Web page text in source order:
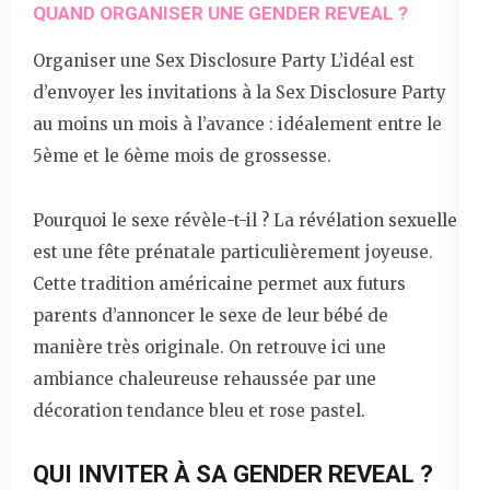
QUAND ORGANISER UNE GENDER REVEAL ?
Organiser une Sex Disclosure Party L’idéal est
d’envoyer les invitations à la Sex Disclosure Party
au moins un mois à l’avance : idéalement entre le
5ème et le 6ème mois de grossesse.
Pourquoi le sexe révèle-t-il ? La révélation sexuelle
est une fête prénatale particulièrement joyeuse.
Cette tradition américaine permet aux futurs
parents d’annoncer le sexe de leur bébé de
manière très originale. On retrouve ici une
ambiance chaleureuse rehaussée par une
décoration tendance bleu et rose pastel.
QUI INVITER À SA GENDER REVEAL ?